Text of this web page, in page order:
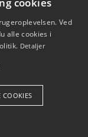
co2 reduktion
Ved
alle cookies i
Detaljer
COOKIES